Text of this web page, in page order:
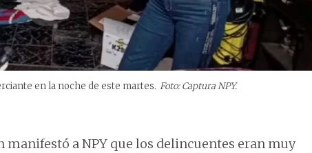
en la noche de este martes. Foto: Captura NPY.
manifestó a NPY que los delincuentes eran muy